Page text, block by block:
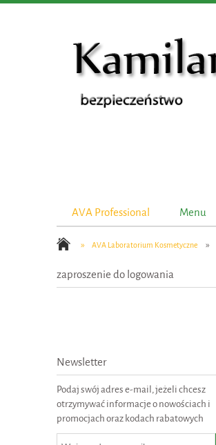
AVA Professional Menu
» AVA Laboratorium Kosmetyczne »
zaproszenie do logowania
Newsletter
Podaj swój adres e-mail, jeżeli chcesz
otrzymywać informacje o nowościach i
promocjach oraz kodach rabatowych